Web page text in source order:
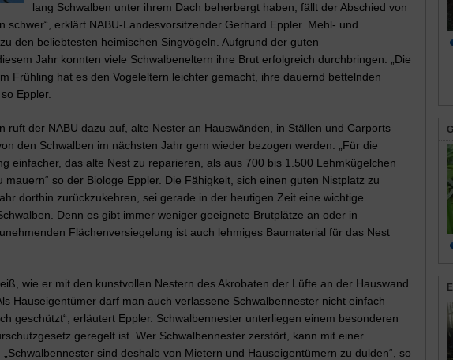
lang Schwalben unter ihrem Dach beherbergt haben, fällt der Abschied von
schwer“, erklärt NABU-Landesvorsitzender Gerhard Eppler. Mehl- und
den beliebtesten heimischen Singvögeln. Aufgrund der guten
Jahr konnten viele Schwalbeneltern ihre Brut erfolgreich durchbringen. „Die
Frühling hat es den Vogeleltern leichter gemacht, ihre dauernd bettelnden
Eppler.
ruft der NABU dazu auf, alte Nester an Hauswänden, in Ställen und Carports
den Schwalben im nächsten Jahr gern wieder bezogen werden. „Für die
einfacher, das alte Nest zu reparieren, als aus 700 bis 1.500 Lehmkügelchen
mauern“ so der Biologe Eppler. Die Fähigkeit, sich einen guten Nistplatz zu
dorthin zurückzukehren, sei gerade in der heutigen Zeit eine wichtige
Denn es gibt immer weniger geeignete Brutplätze an oder in
Flächenversiegelung ist auch lehmiges Baumaterial für das Nest
wie er mit den kunstvollen Nestern des Akrobaten der Lüfte an der Hauswand
Hauseigentümer darf man auch verlassene Schwalbennester nicht einfach
geschützt“, erläutert Eppler. Schwalbennester unterliegen einem besonderen
geregelt ist. Wer Schwalbennester zerstört, kann mit einer
sind deshalb von Mietern und Hauseigentümern zu dulden“, so